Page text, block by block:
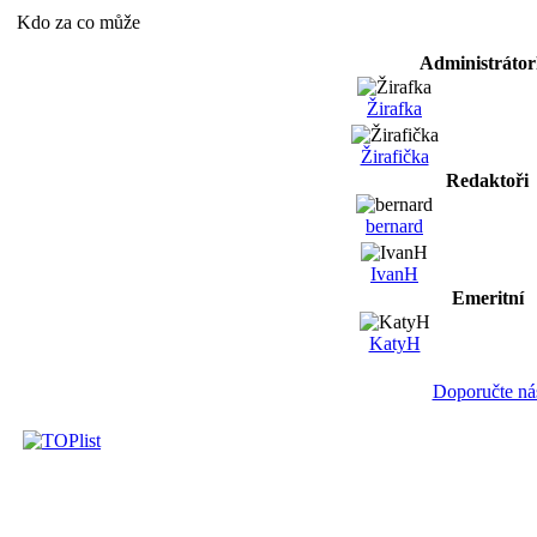
Kdo za co může
Žirafka
Žirafička
Redaktoři
bernard
IvanH
Emeritní
KatyH
Doporučte